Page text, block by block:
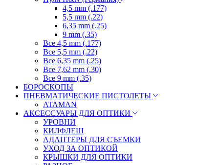
4,5 mm (.177)
5,5 mm (.22)
6,35 mm (.25)
9 mm (.35)
Все 4,5 mm (.177)
Все 5,5 mm (.22)
Все 6,35 mm (.25)
Все 7,62 mm (.30)
Все 9 mm (.35)
БОРОСКОПЫ
ПНЕВМАТИЧЕСКИЕ ПИСТОЛЕТЫ
ATAMAN
АКСЕССУАРЫ ДЛЯ ОПТИКИ
УРОВНИ
КИЛФЛЕШ
АДАПТЕРЫ ДЛЯ СЪЕМКИ
УХОД ЗА ОПТИКОЙ
КРЫШКИ ДЛЯ ОПТИКИ